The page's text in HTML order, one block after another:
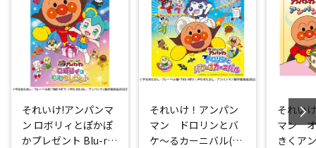
それいけ!アンパンマ
ン ロボリィとぽかぽ
かプレゼント Blu-ra
それいけ！アンパン
マン ドロリンとバ
ケ～るカーニバル(劇
それい
マン オ
きくア